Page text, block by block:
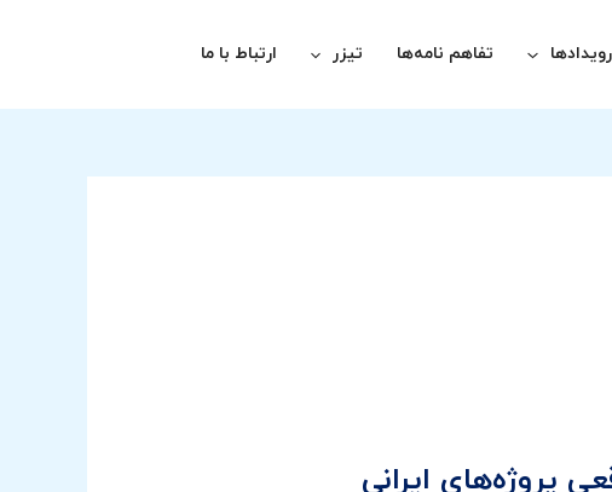
رویدادها تفاهم نامه‌ها تیزر ارتباط با ما